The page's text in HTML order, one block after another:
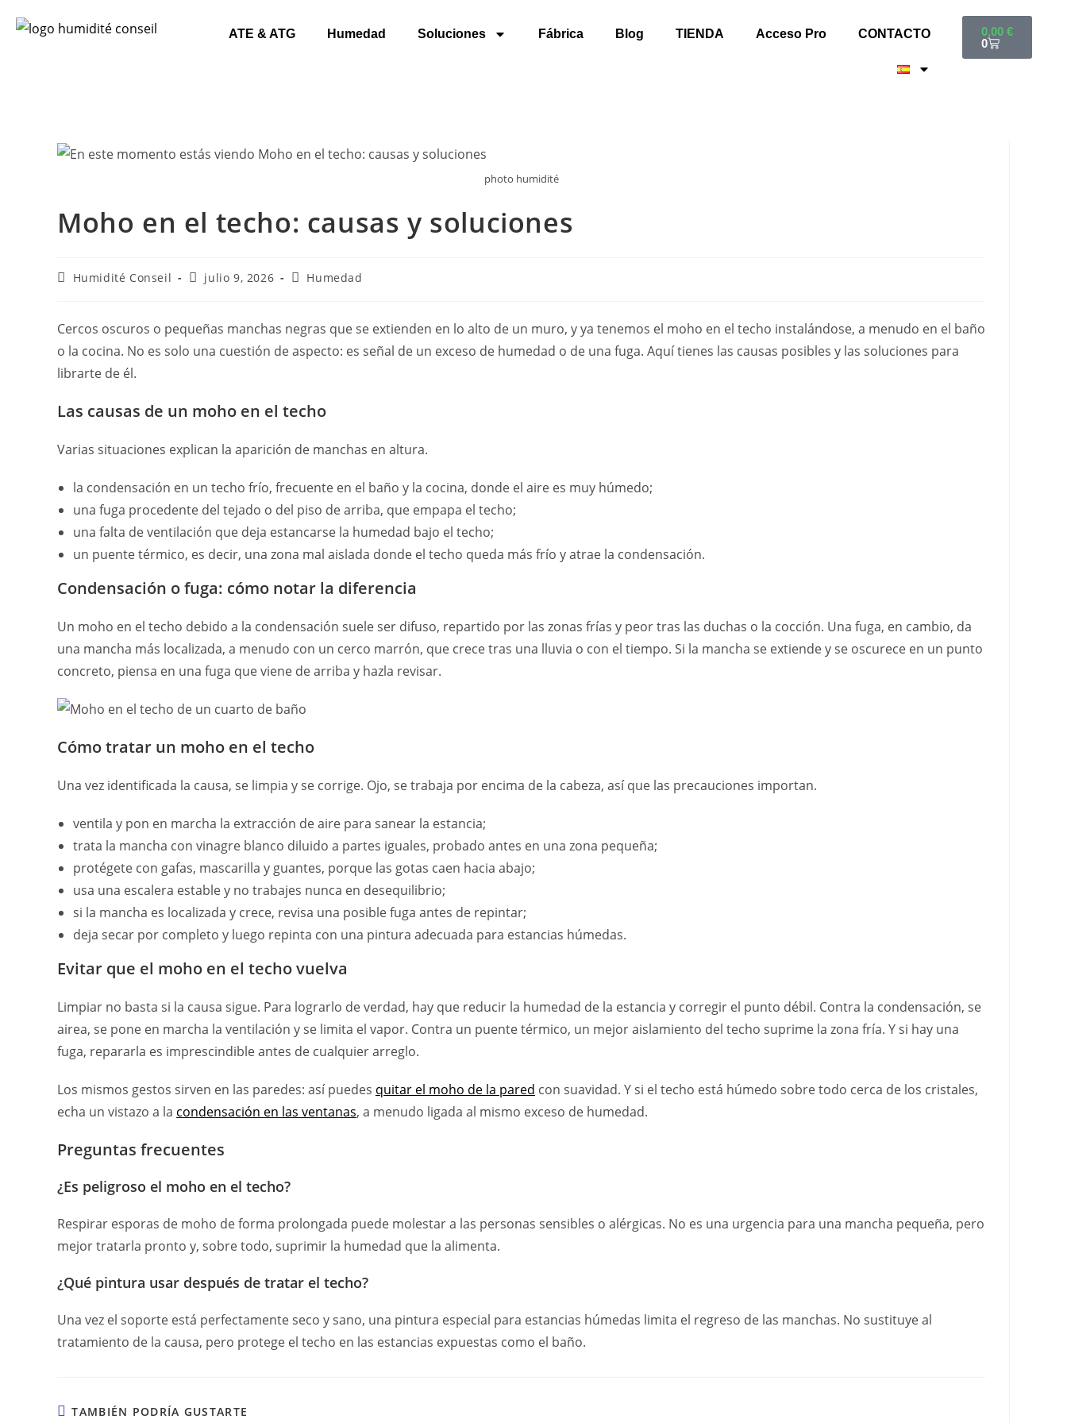
ATE & ATG Humedad Soluciones Fábrica Blog TIENDA Acceso Pro CONTACTO 0,00 €
0
photo humidité
Moho en el techo: causas y soluciones
Humidité Conseil julio 9, 2026 Humedad
Cercos oscuros o pequeñas manchas negras que se extienden en lo alto de un muro, y ya tenemos el moho en el techo instalándose, a menudo en el baño
o la cocina. No es solo una cuestión de aspecto: es señal de un exceso de humedad o de una fuga. Aquí tienes las causas posibles y las soluciones para
librarte de él.
Las causas de un moho en el techo
Varias situaciones explican la aparición de manchas en altura.
la condensación en un techo frío, frecuente en el baño y la cocina, donde el aire es muy húmedo;
una fuga procedente del tejado o del piso de arriba, que empapa el techo;
una falta de ventilación que deja estancarse la humedad bajo el techo;
un puente térmico, es decir, una zona mal aislada donde el techo queda más frío y atrae la condensación.
Condensación o fuga: cómo notar la diferencia
Un moho en el techo debido a la condensación suele ser difuso, repartido por las zonas frías y peor tras las duchas o la cocción. Una fuga, en cambio, da
una mancha más localizada, a menudo con un cerco marrón, que crece tras una lluvia o con el tiempo. Si la mancha se extiende y se oscurece en un punto
concreto, piensa en una fuga que viene de arriba y hazla revisar.
Cómo tratar un moho en el techo
Una vez identificada la causa, se limpia y se corrige. Ojo, se trabaja por encima de la cabeza, así que las precauciones importan.
ventila y pon en marcha la extracción de aire para sanear la estancia;
trata la mancha con vinagre blanco diluido a partes iguales, probado antes en una zona pequeña;
protégete con gafas, mascarilla y guantes, porque las gotas caen hacia abajo;
usa una escalera estable y no trabajes nunca en desequilibrio;
si la mancha es localizada y crece, revisa una posible fuga antes de repintar;
deja secar por completo y luego repinta con una pintura adecuada para estancias húmedas.
Evitar que el moho en el techo vuelva
Limpiar no basta si la causa sigue. Para lograrlo de verdad, hay que reducir la humedad de la estancia y corregir el punto débil. Contra la condensación, se
airea, se pone en marcha la ventilación y se limita el vapor. Contra un puente térmico, un mejor aislamiento del techo suprime la zona fría. Y si hay una
fuga, repararla es imprescindible antes de cualquier arreglo.
Los mismos gestos sirven en las paredes: así puedes quitar el moho de la pared con suavidad. Y si el techo está húmedo sobre todo cerca de los cristales,
echa un vistazo a la condensación en las ventanas, a menudo ligada al mismo exceso de humedad.
Preguntas frecuentes
¿Es peligroso el moho en el techo?
Respirar esporas de moho de forma prolongada puede molestar a las personas sensibles o alérgicas. No es una urgencia para una mancha pequeña, pero
mejor tratarla pronto y, sobre todo, suprimir la humedad que la alimenta.
¿Qué pintura usar después de tratar el techo?
Una vez el soporte está perfectamente seco y sano, una pintura especial para estancias húmedas limita el regreso de las manchas. No sustituye al
tratamiento de la causa, pero protege el techo en las estancias expuestas como el baño.
TAMBIÉN PODRÍA GUSTARTE